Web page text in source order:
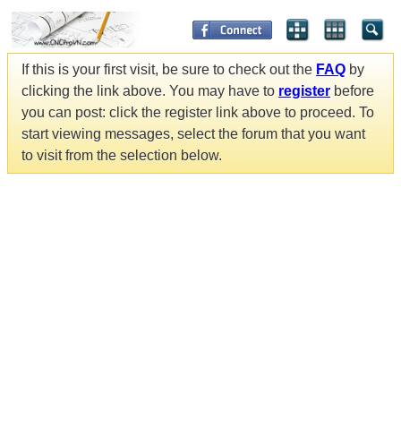
If this is your first visit, be sure to check out the FAQ by
clicking the link above. You may have to register before
you can post: click the register link above to proceed. To
start viewing messages, select the forum that you want
to visit from the selection below.